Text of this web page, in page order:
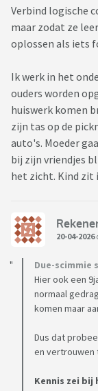
Verbind logische
maar zodat ze
oplossen als iets
Ik werk in het
ouders worden
huiswerk komen
zijn tas op de
auto's. Moeder
bij zijn vriendjes
het zicht. Kind zit
20-04-2026
Due-scimmie
Hier ook een
normaal
komen maar
Dus dat
en vertrouwen
Kennis zei